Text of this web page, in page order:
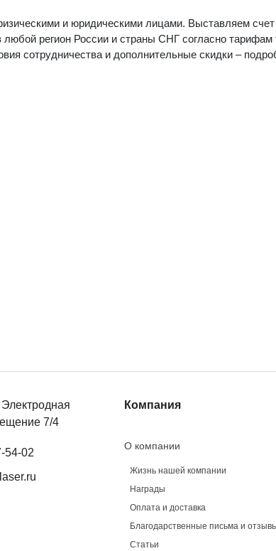
и юридическими лицами. Выставляем
любой регион России и страны СНГ согласно
сотрудничества и дополнительные скидки –
Электродная
7/4
54-02
Компания
О компании
Жизнь нашей компании
Награды
Оплата и доставка
Благодарственные письма и
Статьи